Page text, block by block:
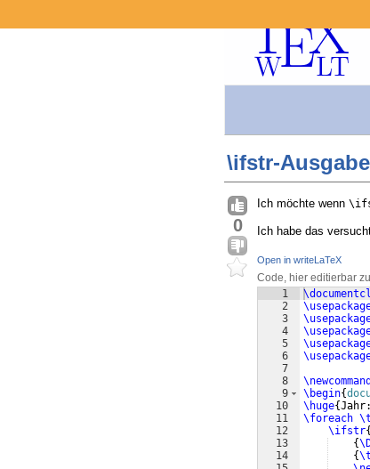
\ifstr-
0
Ich möchte wenn
Ich habe das
Open in writeLaTeX
Code, hier editierbar
1
2
3
4
5
6
7
8
9
10
11
12
13
14
\begin{
\huge{
\foreach
\ifstr{
{
{